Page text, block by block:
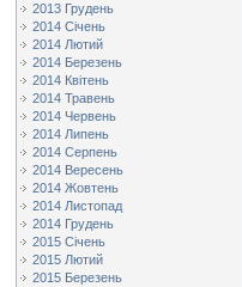
2013 Грудень
2014 Січень
2014 Лютий
2014 Березень
2014 Квітень
2014 Травень
2014 Червень
2014 Липень
2014 Серпень
2014 Вересень
2014 Жовтень
2014 Листопад
2014 Грудень
2015 Січень
2015 Лютий
2015 Березень